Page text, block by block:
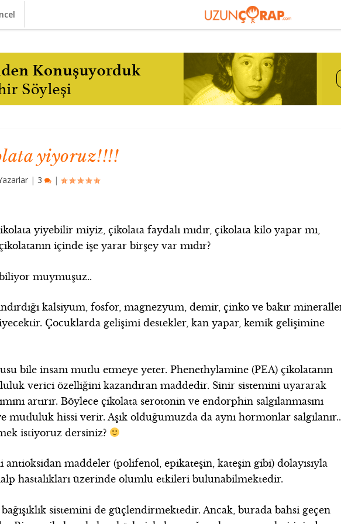
yiyoruz!!!!
| 3 |
yiyebilir miyiz, çikolata faydalı mıdır, çikolata kilo yapar mı,
içinde işe yarar birşey var mıdır?
muymuşuz..
kalsiyum, fosfor, magnezyum, demir, çinko ve bakır
Çocuklarda gelişimi destekler, kan yapar, kemik gelişimine
bile insanı mutlu etmeye yeter. Phenethylamine (PEA) çikolatanın
verici özelliğini kazandıran maddedir. Sinir sistemini uyararak
artırır. Böylece çikolata serotonin ve endorphin salgılanmasını
mutluluk hissi verir. Aşık olduğumuzda da aynı hormonlar salgılanır..
istiyoruz dersiniz?
antioksidan maddeler (polifenol, epikateşin, kateşin gibi) dolayısıyla
hastalıkları üzerinde olumlu etkileri bulunabilmektedir.
sistemini de güçlendirmektedir. Ancak, burada bahsi geçen